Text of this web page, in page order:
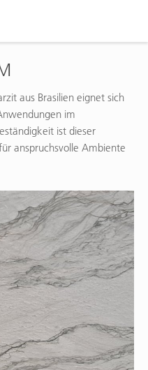
aus Brasilien eignet sich
im
ist dieser
anspruchsvolle Ambiente